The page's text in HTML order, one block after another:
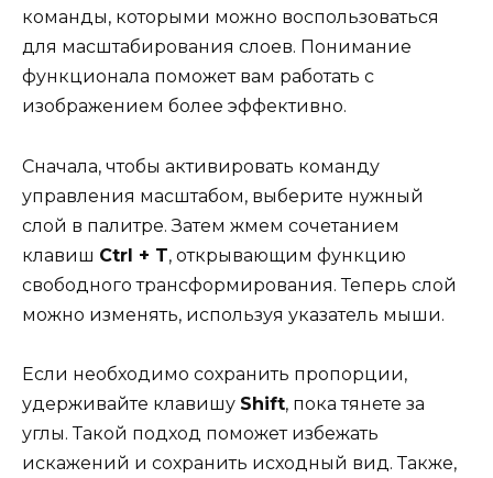
команды, которыми можно воспользоваться
для масштабирования слоев. Понимание
функционала поможет вам работать с
изображением более эффективно.
Сначала, чтобы активировать команду
управления масштабом, выберите нужный
слой в палитре. Затем жмем сочетанием
клавиш Ctrl + T, открывающим функцию
свободного трансформирования. Теперь слой
можно изменять, используя указатель мыши.
Если необходимо сохранить пропорции,
удерживайте клавишу Shift, пока тянете за
углы. Такой подход поможет избежать
искажений и сохранить исходный вид. Также,